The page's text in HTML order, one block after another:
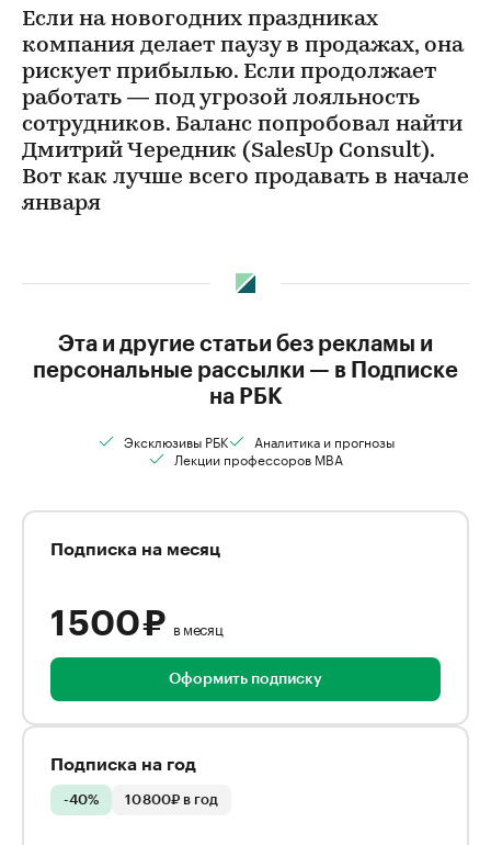
Если на новогодних праздниках
компания делает паузу в продажах, она
рискует прибылью. Если продолжает
работать — под угрозой лояльность
сотрудников. Баланс попробовал найти
Дмитрий Чередник (SalesUp Consult).
Вот как лучше всего продавать в начале
января
Эта и другие статьи без рекламы и
персональные рассылки — в Подписке
на РБК
Эксклюзивы РБК
Аналитика и прогнозы
Лекции профессоров MBA
Подписка на месяц
1 500 ₽ в месяц
Оформить подписку
Подписка на год
-40% 10 800₽ в год